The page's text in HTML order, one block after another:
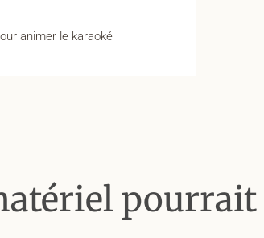
animer le karaoké
pourrait